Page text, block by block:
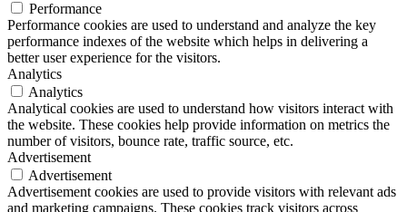
Performance
Performance cookies are used to understand and analyze the key
performance indexes of the website which helps in delivering a
better user experience for the visitors.
Analytics
Analytics
Analytical cookies are used to understand how visitors interact with
the website. These cookies help provide information on metrics the
number of visitors, bounce rate, traffic source, etc.
Advertisement
Advertisement
Advertisement cookies are used to provide visitors with relevant ads
and marketing campaigns. These cookies track visitors across